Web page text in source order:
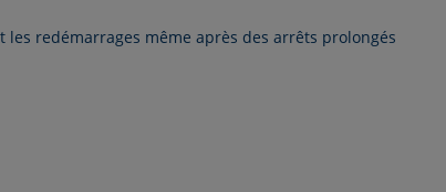
les redémarrages même après des arrêts prolongés